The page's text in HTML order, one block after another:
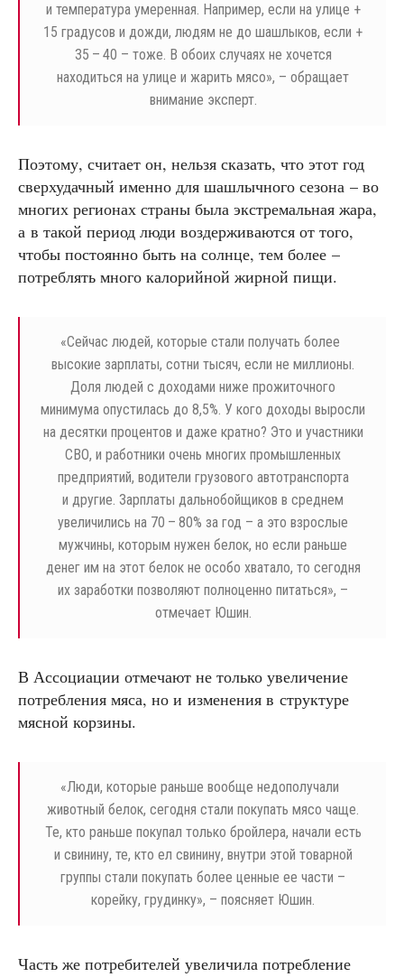
и температура умеренная. Например, если на улице +
15 градусов и дожди, людям не до шашлыков, если +
35 – 40 – тоже. В обоих случаях не хочется
находиться на улице и жарить мясо», – обращает
внимание эксперт.
Поэтому, считает он, нельзя сказать, что этот год
сверхудачный именно для шашлычного сезона – во
многих регионах страны была экстремальная жара,
а в такой период люди воздерживаются от того,
чтобы постоянно быть на солнце, тем более –
потреблять много калорийной жирной пищи.
«Сейчас людей, которые стали получать более
высокие зарплаты, сотни тысяч, если не миллионы.
Доля людей с доходами ниже прожиточного
минимума опустилась до 8,5%. У кого доходы выросли
на десятки процентов и даже кратно? Это и участники
СВО, и работники очень многих промышленных
предприятий, водители грузового автотранспорта
и другие. Зарплаты дальнобойщиков в среднем
увеличились на 70 – 80% за год – а это взрослые
мужчины, которым нужен белок, но если раньше
денег им на этот белок не особо хватало, то сегодня
их заработки позволяют полноценно питаться», –
отмечает Юшин.
В Ассоциации отмечают не только увеличение
потребления мяса, но и изменения в структуре
мясной корзины.
«Люди, которые раньше вообще недополучали
животный белок, сегодня стали покупать мясо чаще.
Те, кто раньше покупал только бройлера, начали есть
и свинину, те, кто ел свинину, внутри этой товарной
группы стали покупать более ценные ее части –
корейку, грудинку», – поясняет Юшин.
Часть же потребителей увеличила потребление